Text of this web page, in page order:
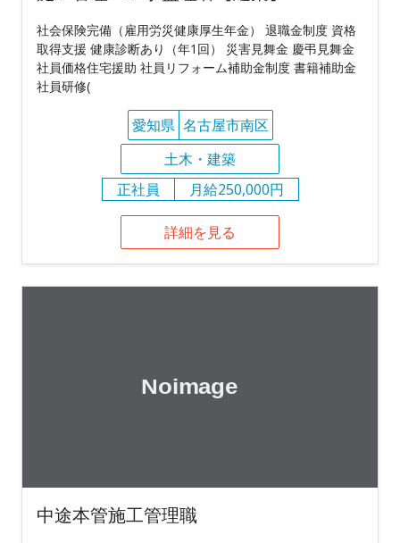
社会保険完備（雇用労災健康厚生年金） 退職金制度 資格
取得支援 健康診断あり（年1回） 災害見舞金 慶弔見舞金
社員価格住宅援助 社員リフォーム補助金制度 書籍補助金
社員研修(
愛知県 名古屋市南区
土木・建築
正社員
月給250,000円
詳細を見る
中途本管施工管理職